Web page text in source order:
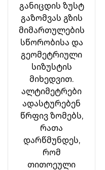
განიცდის ზუსტ
გაზომვას გზის
მიმართულების
სწორობისა და
გეომეტრიული
სიზუსტის
მიხედვით.
ალტიმეტრები
ადასტურებენ
წრფივ ზომებს,
რათა
დარწმუნდეს,
რომ
თითოეული